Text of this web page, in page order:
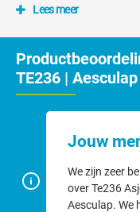
Lees meer
TE236 | Aesculap
Jouw
We zijn zeer
over Te236
Aesculap. We